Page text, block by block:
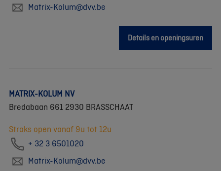
Matrix-Kolum@dvv.be
Details en openingsuren
MATRIX-KOLUM NV
Bredabaan 661 2930 BRASSCHAAT
Straks open vanaf 9u tot 12u
+ 32 3 6501020
Matrix-Kolum@dvv.be